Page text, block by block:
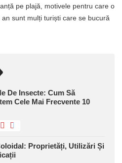
pe plajă, motivele pentru care o
sunt mulți turiști care se bucură
De Insecte: Cum Să
Cele Mai Frecvente 10
Proprietăți, Utilizări Și